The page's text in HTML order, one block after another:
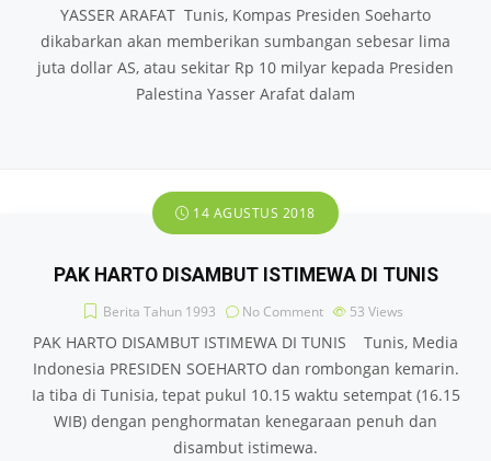
YASSER ARAFAT Tunis, Kompas Presiden Soeharto
dikabarkan akan memberikan sumbangan sebesar lima
juta dollar AS, atau sekitar Rp 10 milyar kepada Presiden
Palestina Yasser Arafat dalam
14 AGUSTUS 2018
PAK HARTO DISAMBUT ISTIMEWA DI TUNIS
Berita Tahun 1993 No Comment 53 Views
PAK HARTO DISAMBUT ISTIMEWA DI TUNIS Tunis, Media
Indonesia PRESIDEN SOEHARTO dan rombongan kemarin.
Ia tiba di Tunisia, tepat pukul 10.15 waktu setempat (16.15
WIB) dengan penghormatan kenegaraan penuh dan
disambut istimewa.